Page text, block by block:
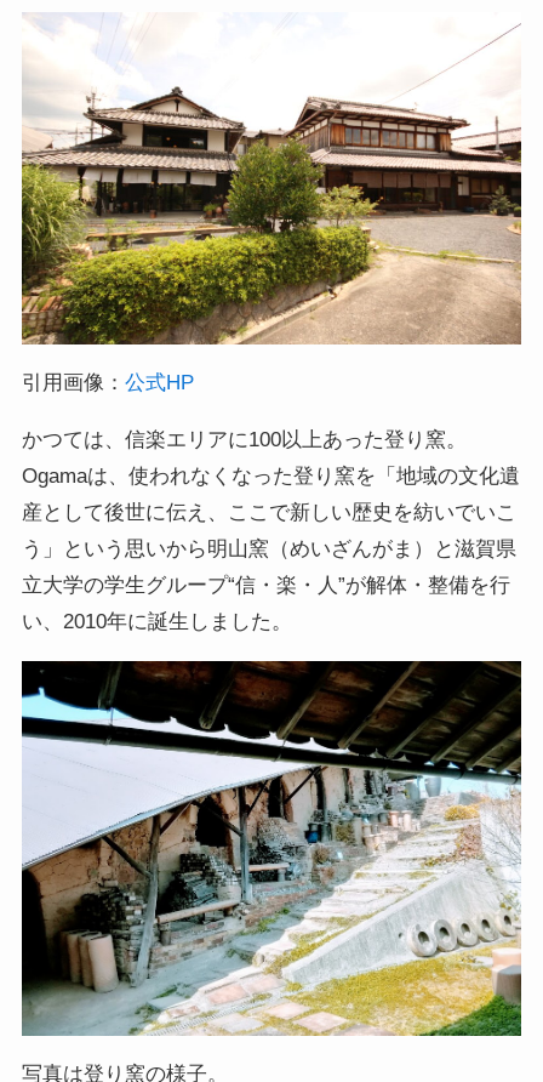
引用画像： 公式HP
かつては、信楽エリアに100以上あった登り窯。
Ogamaは、使われなくなった登り窯を「地域の文化遺
産として後世に伝え、ここで新しい歴史を紡いでいこ
う」という思いから明山窯（めいざんがま）と滋賀県
立大学の学生グループ“信・楽・人”が解体・整備を行
い、2010年に誕生しました。
写真は登り窯の様子。